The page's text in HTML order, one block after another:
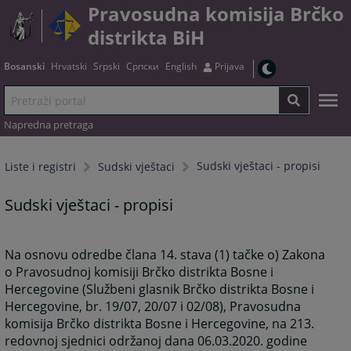
Pravosudna komisija Brčko
distrikta BiH
Bosanski Hrvatski Srpski Српски English Prijava
Napredna pretraga
Liste i registri Sudski vještaci Sudski vještaci - propisi
Sudski vještaci - propisi
Na osnovu odredbe člana 14. stava (1) tačke o) Zakona
o Pravosudnoj komisiji Brčko distrikta Bosne i
Hercegovine (Službeni glasnik Brčko distrikta Bosne i
Hercegovine, br. 19/07, 20/07 i 02/08), Pravosudna
komisija Brčko distrikta Bosne i Hercegovine, na 213.
redovnoj sjednici održanoj dana 06.03.2020. godine